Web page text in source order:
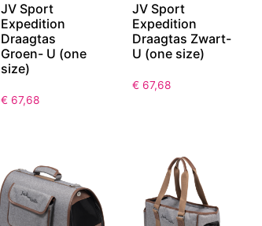
JV Sport
Expedition
Draagtas
Groen- U (one
size)
€ 67,68
JV Sport
Expedition
Draagtas Zwart-
U (one size)
€ 67,68